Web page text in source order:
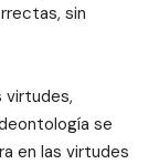
sin
virtudes,
se
en las virtudes